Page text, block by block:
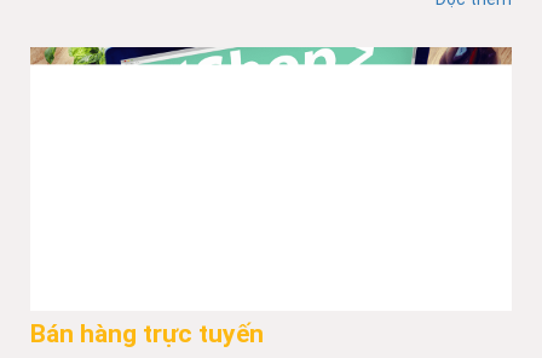
Bán hàng trực tuyến